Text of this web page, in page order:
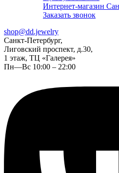
Интернет-магазин
Заказать звонок
shop@dd.jewelry
Санкт-Петербург,
Лиговский проспект, д.30,
1 этаж, ТЦ «Галерея»
Пн—Вс 10:00 – 22:00